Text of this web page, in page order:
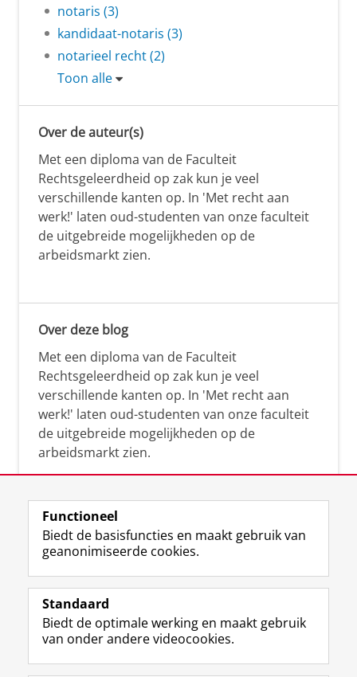
notaris (3)
kandidaat-notaris (3)
notarieel recht (2)
Toon alle
Over de auteur(s)
Met een diploma van de Faculteit
Rechtsgeleerdheid op zak kun je veel
verschillende kanten op. In 'Met recht aan
werk!' laten oud-studenten van onze faculteit
de uitgebreide mogelijkheden op de
arbeidsmarkt zien.
Over deze blog
Met een diploma van de Faculteit
Rechtsgeleerdheid op zak kun je veel
verschillende kanten op. In 'Met recht aan
werk!' laten oud-studenten van onze faculteit
de uitgebreide mogelijkheden op de
arbeidsmarkt zien.
Volg de RUG
F
a
e
b
o
L
i
k
e
I
R
S
-
f
e
I
n
t
r
Y
o
T
e
Studiekiezers
Functioneel
Biedt de basisfuncties en maakt gebruik van
geanonimiseerde cookies.
Standaard
Biedt de optimale werking en maakt gebruik
van onder andere videocookies.